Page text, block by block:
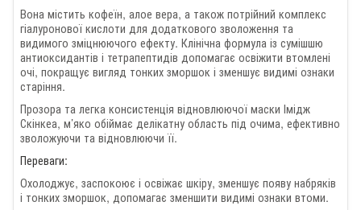
Вона містить кофеїн, алое вера, а також потрійний комплекс
гіалуронової кислоти для додаткового зволоження та
видимого зміцнюючого ефекту. Клінічна формула із сумішшю
антиоксидантів і тетрапептидів допомагає освіжити втомлені
очі, покращує вигляд тонких зморшок і зменшує видимі ознаки
старіння.
Прозора та легка консистенція відновлюючої маски Імідж
Скінкеа, м’яко обіймає делікатну область під очима, ефективно
зволожуючи та відновлюючи її.
Переваги:
Охолоджує, заспокоює і освіжає шкіру, зменшує появу набряків
і тонких зморшок, допомагає зменшити видимі ознаки втоми.